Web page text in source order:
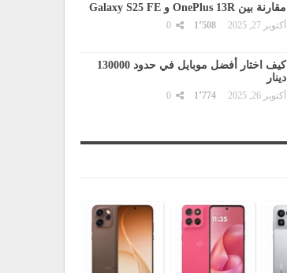
مقارنة بين OnePlus 13R و Galaxy S25 FE
أكتوبر 27, 2025 1٬508
كيف اختار أفضل موبايل في حدود 130000
دينار
أكتوبر 26, 2025 1٬774